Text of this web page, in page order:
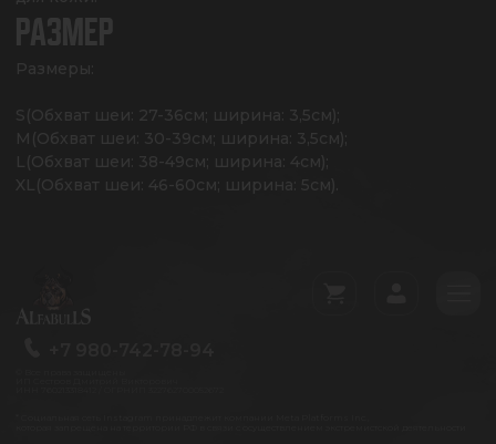
РАЗМЕР
Размеры:
S(Обхват шеи: 27-36см; ширина: 3,5см);
M(Обхват шеи: 30-39см; ширина: 3,5см);
L(Обхват шеи: 38-49см; ширина: 4см);
XL(Обхват шеи: 46-60см; ширина: 5см).